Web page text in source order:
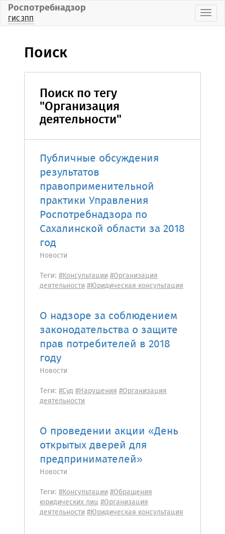
Роспотребнадзор
ГИС ЗПП
Поиск
Поиск по тегу
"Организация
деятельности"
Публичные обсуждения
результатов
правоприменительной
практики Управления
Роспотребнадзора по
Сахалинской области за 2018
год
Новости
Теги: #Консультации#Организация
деятельности#Юридическая консультация
О надзоре за соблюдением
законодательства о защите
прав потребителей в 2018
году
Новости
Теги: #Суд#Нарушения#Организация
деятельности
О проведении акции «День
открытых дверей для
предпринимателей»
Новости
Теги: #Консультации#Обращения
юридических лиц #Организация
деятельности#Юридическая консультация